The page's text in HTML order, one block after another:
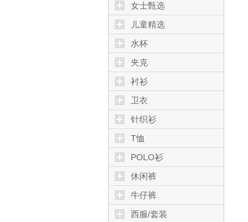
女士甄选
儿童精选
水杯
夹克
衬衫
卫衣
针织衫
T恤
POLO衫
休闲裤
牛仔裤
西服/套装